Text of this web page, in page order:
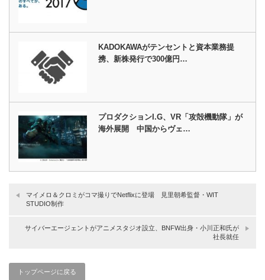
KADOKAWAがテンセントと資本業務提
携、新株発行で300億円…
プロダクションI.G、VR「攻殻機動隊」が
海外展開 中国からヴェ…
マイメロ＆クロミがコマ撮りでNetflixに登場 見里朝希監督・WIT
STUDIO制作
サイバーエージェントがアニメスタジオ設立、BNFW出身・小川正和氏が
社長就任
トップページに戻る